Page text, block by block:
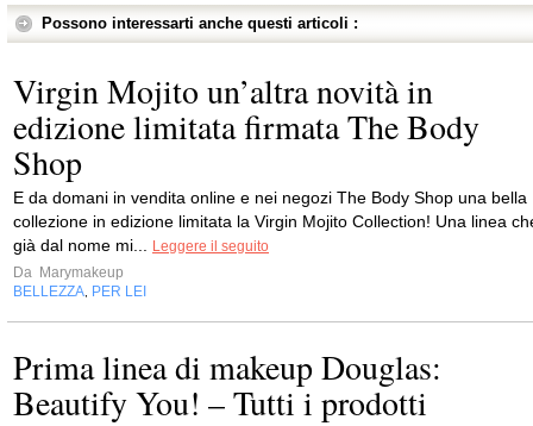
Possono interessarti anche questi articoli :
Virgin Mojito un’altra novità in
edizione limitata firmata The Body
Shop
E da domani in vendita online e nei negozi The Body Shop una bella
collezione in edizione limitata la Virgin Mojito Collection! Una linea
già dal nome mi...
Leggere il seguito
Da Marymakeup
BELLEZZA PER LEI
Prima linea di makeup Douglas:
Beautify You! – Tutti i prodotti